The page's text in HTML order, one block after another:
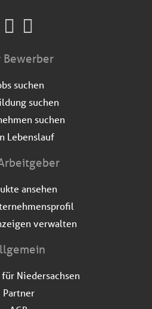
Bewerber
suchen
suchen
suchen
Lebenslauf
ansehen
verwalten
für Niedersachsen
Partner